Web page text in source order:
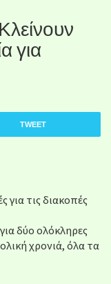
για
TWEET
για τις διακοπές
δύο ολόκληρες
χρονιά, όλα τα